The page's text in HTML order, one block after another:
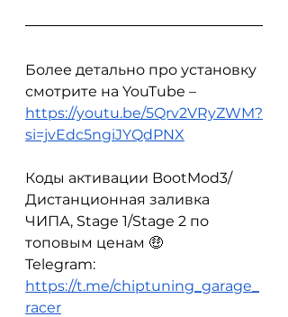
Более детально про установку
смотрите на YouTube –
https://youtu.be/5Qrv2VRyZWM?
si=jvEdc5ngiJYQdPNX
Коды активации BootMod3/
Дистанционная заливка
ЧИПА, Stage 1/Stage 2 по
топовым ценам 🤑
Telegram:
https://t.me/chiptuning_garage_
racer